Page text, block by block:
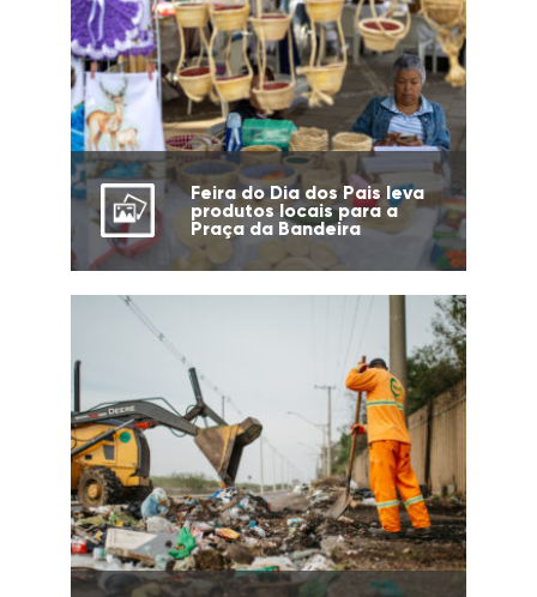
Feira do Dia dos Pais leva
produtos locais para a
Praça da Bandeira